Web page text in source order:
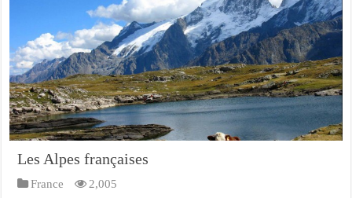
Les Alpes françaises
France 2,005